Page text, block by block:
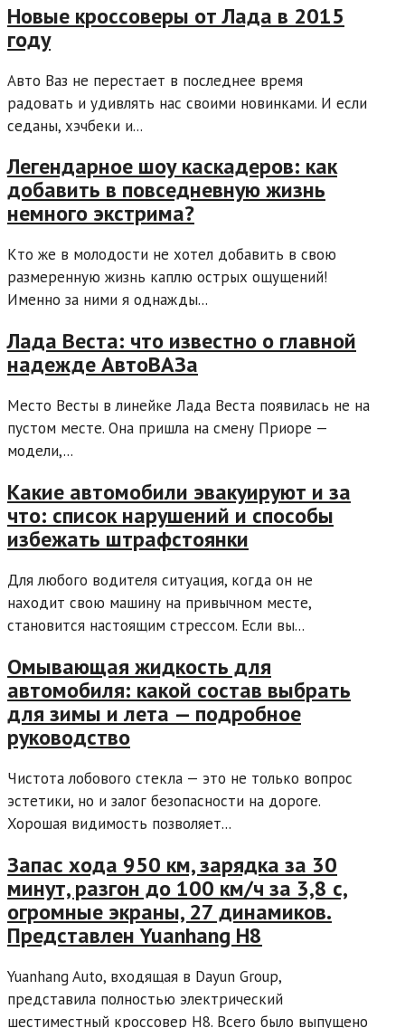
Новые кроссоверы от Лада в 2015
году
Авто Ваз не перестает в последнее время
радовать и удивлять нас своими новинками. И если
седаны, хэчбеки и...
Легендарное шоу каскадеров: как
добавить в повседневную жизнь
немного экстрима?
Кто же в молодости не хотел добавить в свою
размеренную жизнь каплю острых ощущений!
Именно за ними я однажды...
Лада Веста: что известно о главной
надежде АвтоВАЗа
Место Весты в линейке Лада Веста появилась не на
пустом месте. Она пришла на смену Приоре —
модели,...
Какие автомобили эвакуируют и за
что: список нарушений и способы
избежать штрафстоянки
Для любого водителя ситуация, когда он не
находит свою машину на привычном месте,
становится настоящим стрессом. Если вы...
Омывающая жидкость для
автомобиля: какой состав выбрать
для зимы и лета — подробное
руководство
Чистота лобового стекла — это не только вопрос
эстетики, но и залог безопасности на дороге.
Хорошая видимость позволяет...
Запас хода 950 км, зарядка за 30
минут, разгон до 100 км/ч за 3,8 с,
огромные экраны, 27 динамиков.
Представлен Yuanhang H8
Yuanhang Auto, входящая в Dayun Group,
представила полностью электрический
шестиместный кроссовер H8. Всего было выпущено